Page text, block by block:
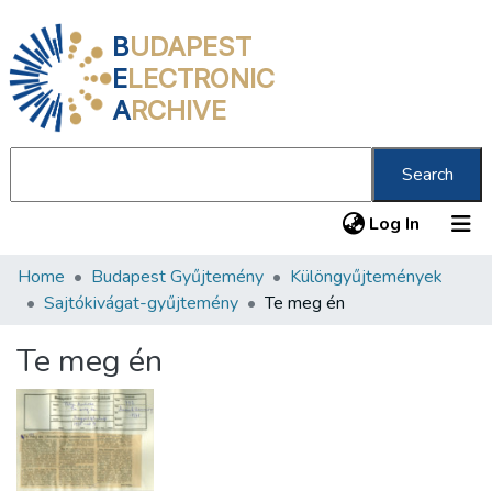
BUDAPEST
ELECTRONIC
ARCHIVE
Search
Log In (current)
Communities & Collections
Statistics
About us
Home Budapest Gyűjtemény
Különgyűjtemények
Sajtókivágat-gyűjtemény
Te meg én
Te meg én